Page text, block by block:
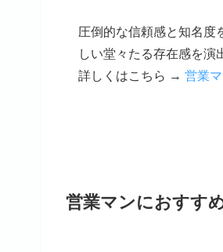
圧倒的な信頼感と知名度
しい堂々たる存在感を演
詳しくはこちら → 営業
営業マンにおすす